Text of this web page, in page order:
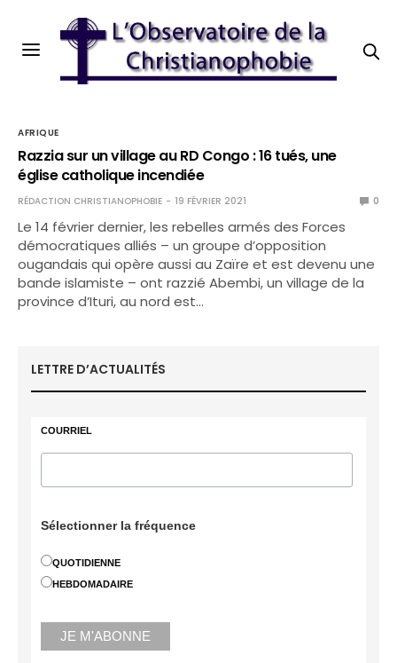
AFRIQUE
Razzia sur un village au RD Congo : 16 tués, une
église catholique incendiée
RÉDACTION CHRISTIANOPHOBIE 19 FÉVRIER 2021 0
Le 14 février dernier, les rebelles armés des Forces
démocratiques alliés – un groupe d’opposition
ougandais qui opère aussi au Zaïre et est devenu une
bande islamiste – ont razzié Abembi, un village de la
province d’Ituri, au nord est…
LETTRE D’ACTUALITÉS
COURRIEL
Sélectionner la fréquence
QUOTIDIENNE
HEBDOMADAIRE